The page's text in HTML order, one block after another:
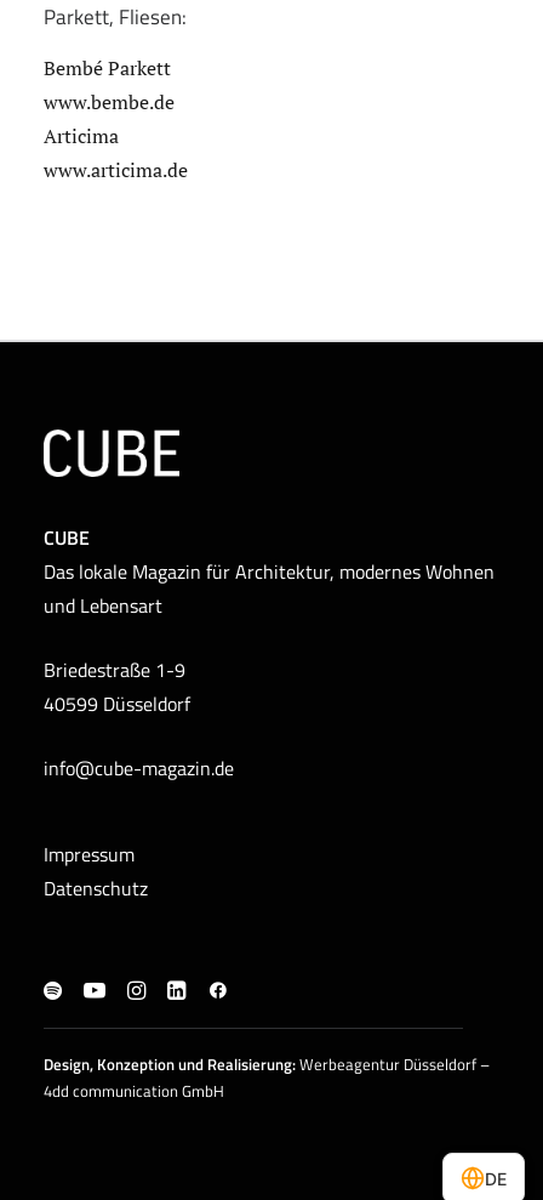
Parkett, Fliesen:
Bembé Parkett
www.bembe.de
Articima
www.articima.de
CUBE
Das lokale Magazin für Architektur, modernes Wohnen
und Lebensart
Briedestraße 1-9
40599 Düsseldorf
info@cube-magazin.de
Impressum
Datenschutz
Design, Konzeption und Realisierung:Werbeagentur Düsseldorf –
4dd communication GmbH
DE